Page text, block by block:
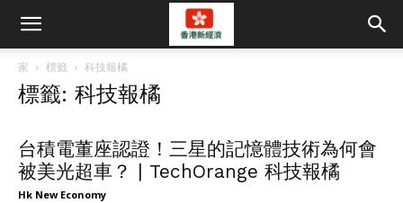
家 標籤 科技報橘
標籤: 科技報橘
台積電董座認證！三星的記憶體技術為何會
被美光超車？ | TechOrange 科技報橘
Hk New Economy